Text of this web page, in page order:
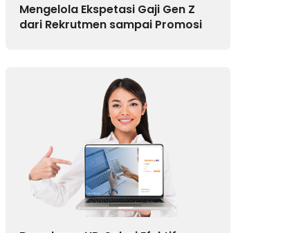
Mengelola Ekspetasi Gaji Gen Z
dari Rekrutmen sampai Promosi